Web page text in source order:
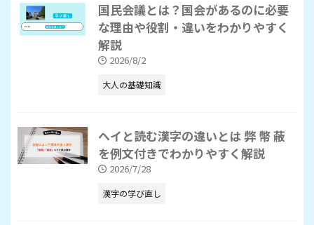
国民会議とは？国会があるのに必要
な理由や役割・違いをわかりやすく
解説
2026/8/2
大人の基礎知識
ヘイと読む漢字の違いとは 弊 幣 蔽
を例文付きでわかりやすく解説
2026/7/28
漢字の学び直し